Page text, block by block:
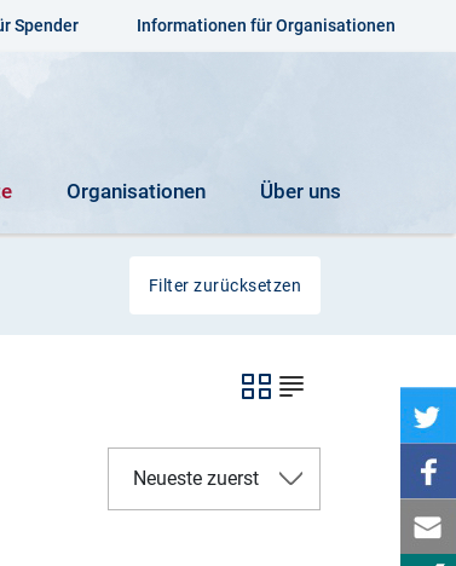
Spender Informationen für Organisationen
Organisationen Über uns
Filter zurücksetzen
Neueste zuerst